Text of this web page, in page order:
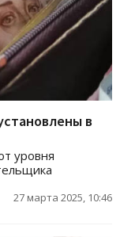
в
уровня
27 марта 2025, 10:46